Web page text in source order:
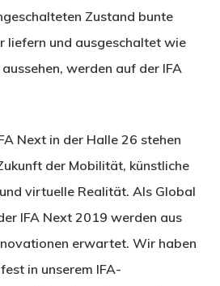
Zustand bunte
liefern und ausgeschaltet wie
werden auf der IFA
Next in der Halle 26 stehen
der Mobilität, künstliche
virtuelle Realität. Als Global
IFA Next 2019 werden aus
erwartet. Wir haben
in unserem IFA-